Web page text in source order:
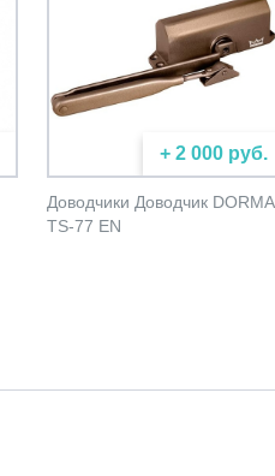
+ 2 000 руб.
Доводчики Доводчик DORMA
TS-77 EN